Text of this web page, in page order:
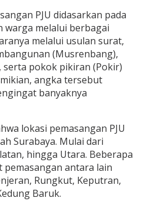
PJU didasarkan pada
warga melalui berbagai
melalui usulan surat,
(Musrenbang),
pokok pikiran (Pokir)
angka tersebut
banyaknya
lokasi pemasangan PJU
Surabaya. Mulai dari
hingga Utara. Beberapa
antara lain
Rungkut, Keputran,
Baruk.